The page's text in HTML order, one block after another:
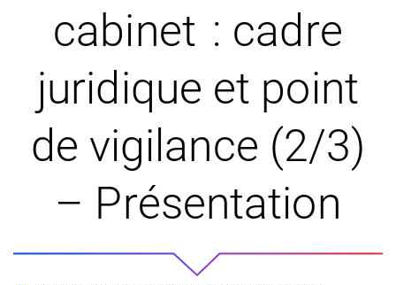
cabinet : cadre
juridique et point
de vigilance (2/3)
– Présentation